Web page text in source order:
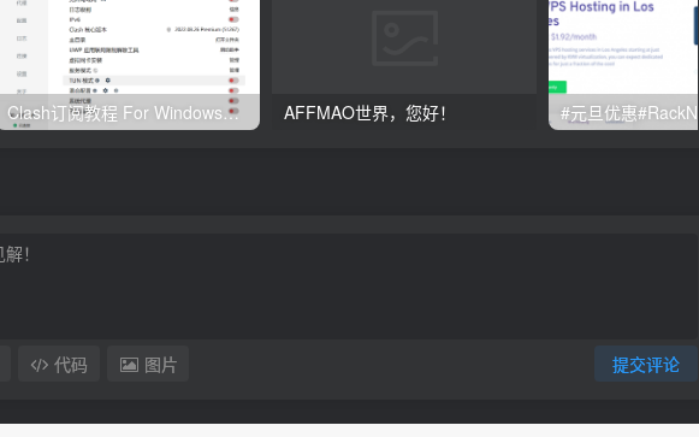
Clash订阅教程 For Windows中文使用图文教程 AFFMAO世界，您好！
提交评论
代码 图片